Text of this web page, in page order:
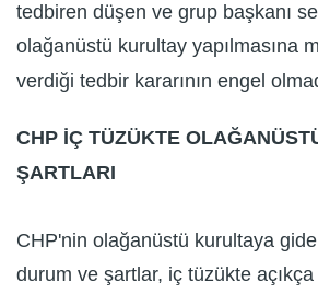
tedbiren düşen ve grup başkanı
olağanüstü kurultay yapılmasına
verdiği tedbir kararının engel
CHP İÇ TÜZÜKTE
ŞARTLARI
CHP'nin olağanüstü kurultaya
durum ve şartlar, iç tüzükte